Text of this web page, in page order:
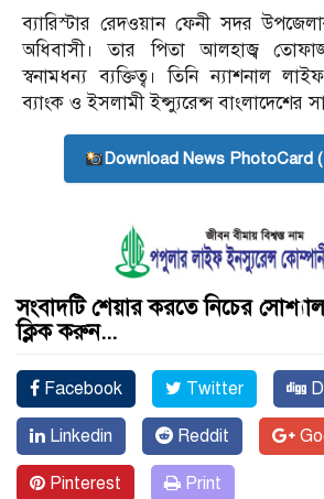
ব্যারিস্টার রেদওয়ান ফেনী সদর
অধিবাসী। তার পিতা আলহাজ্ব
স্বনামধন্য ব্যক্তিত্ব। তিনি ন্যাশনাল
ব্যাংক ও ইসলামী ইন্স্যুরেন্স বাংলাদেশের
Download News PhotoCard
সংবাদটি শেয়ার করতে নিচের
ক্লিক করুন...
Facebook Twitter
Linkedin Reddit
Pinterest Print